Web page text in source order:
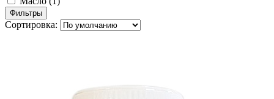
Фильтры
Сортировка: